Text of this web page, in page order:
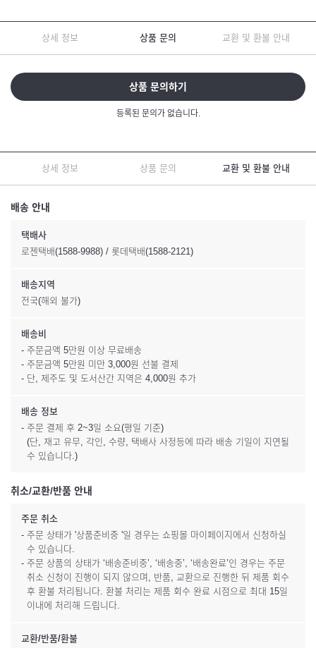
상세 정보 상품 문의 교환 및 환불 안내
상품 문의하기
등록된 문의가 없습니다.
상세 정보 상품 문의 교환 및 환불 안내
배송 안내
택배사
로젠택배(1588-9988) / 롯데택배(1588-2121)
배송지역
전국(해외 불가)
배송비
- 주문금액 5만원 이상 무료배송
- 주문금액 5만원 미만 3,000원 선불 결제
- 단, 제주도 및 도서산간 지역은 4,000원 추가
배송 정보
- 주문 결제 후 2~3일 소요(평일 기준)
(단, 재고 유무, 각인, 수량, 택배사 사정등에 따라 배송 기일이 지연될
수 있습니다.)
취소/교환/반품 안내
주문 취소
- 주문 상태가 '상품준비중 '일 경우는 쇼핑몰 마이페이지에서 신청하실
수 있습니다.
- 주문 상품의 상태가 ‘배송준비중’, ‘배송중’, ‘배송완료’인 경우는 주문
취소 신청이 진행이 되지 않으며, 반품, 교환으로 진행한 뒤 제품 회수
후 환불 처리됩니다. 환불 처리는 제품 회수 완료 시점으로 최대 15일
이내에 처리해 드립니다.
교환/반품/환불